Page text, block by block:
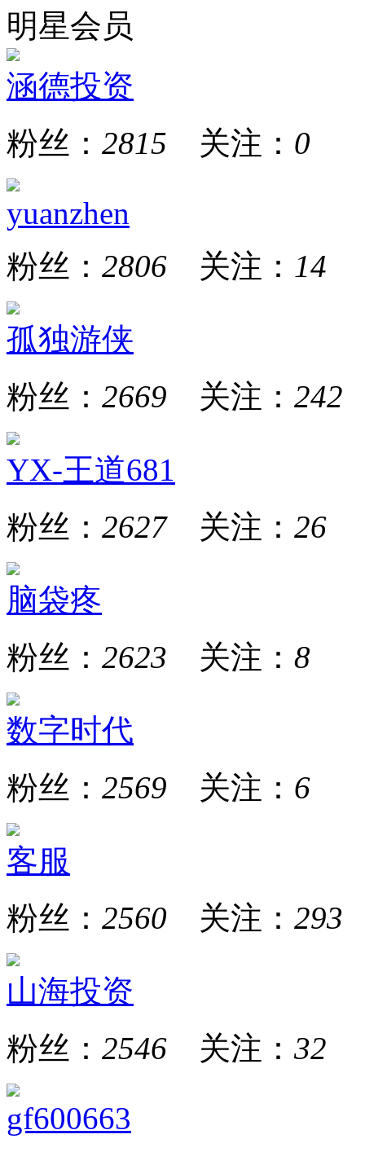
明星会员
涵德投资
粉丝： 2815 关注： 0
yuanzhen
粉丝： 2806 关注： 14
孤独游侠
粉丝： 2669 关注： 242
YX-王道681
粉丝： 2627关注： 26
脑袋疼
粉丝： 2623 关注： 8
数字时代
粉丝： 2569 关注： 6
客服
粉丝： 2560 关注： 293
山海投资
粉丝： 2546 关注： 32
gf600663